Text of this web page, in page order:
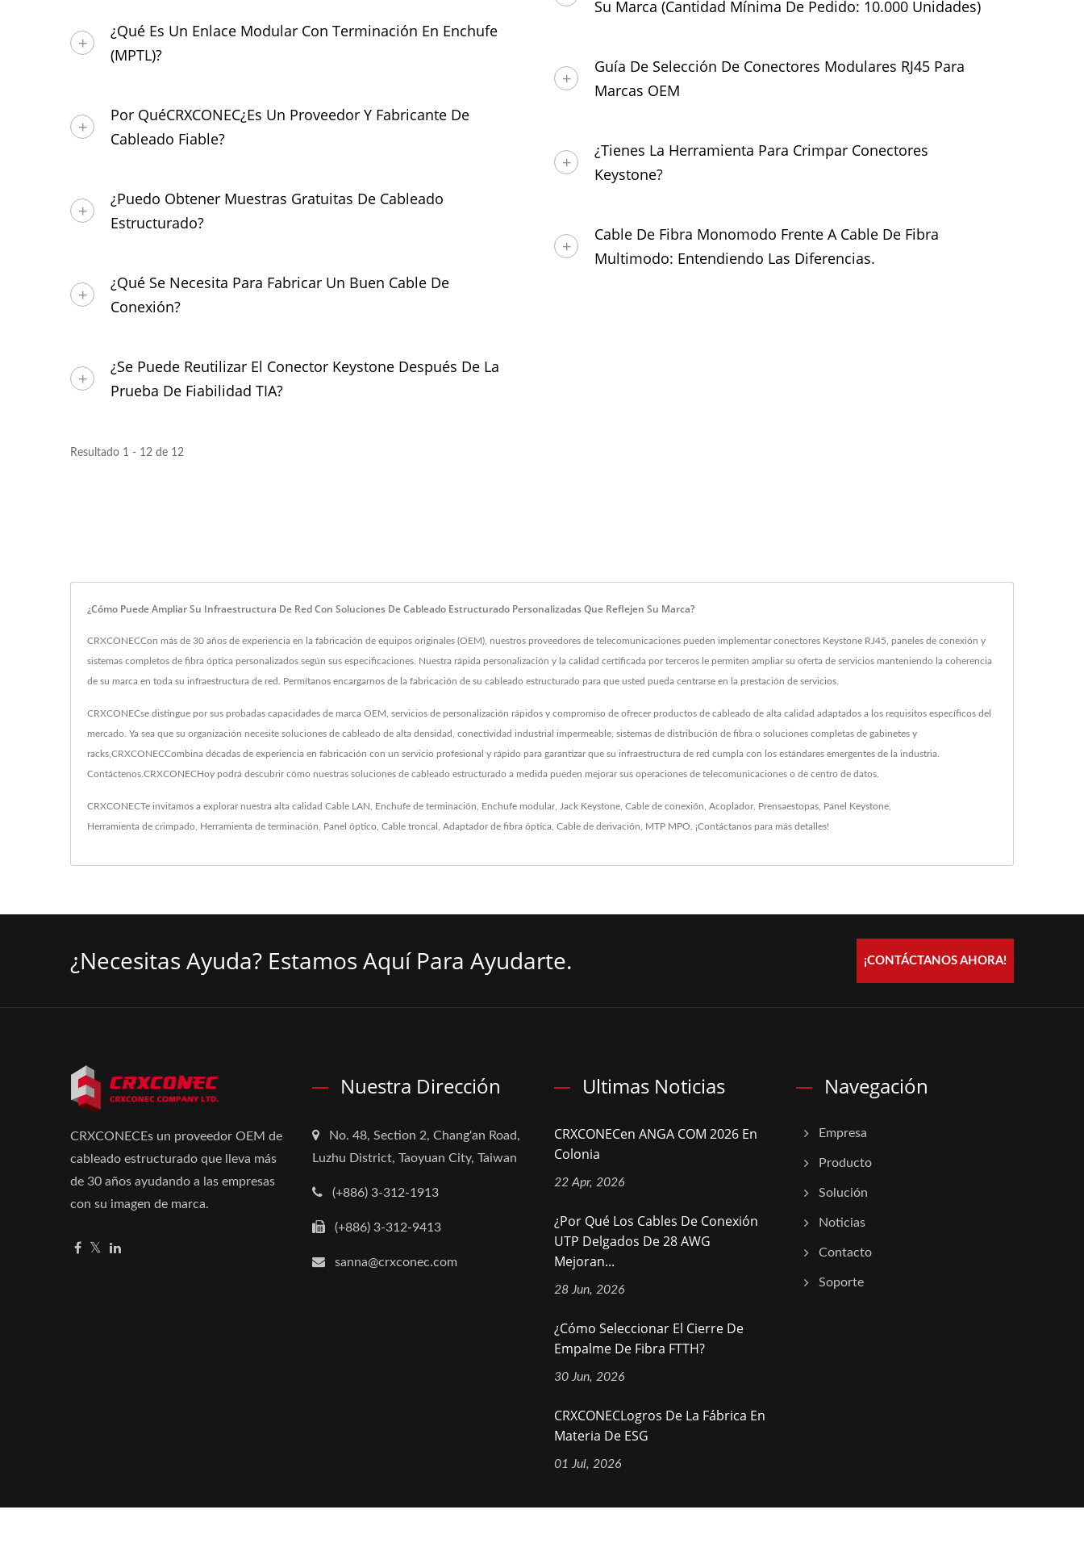
¿Qué Es Un Enlace Modular Con Terminación En Enchufe
(MPTL)?
Por QuéCRXCONEC¿Es Un Proveedor Y Fabricante De
Cableado Fiable?
¿Puedo Obtener Muestras Gratuitas De Cableado
Estructurado?
¿Qué Se Necesita Para Fabricar Un Buen Cable De
Conexión?
¿Se Puede Reutilizar El Conector Keystone Después De La
Prueba De Fiabilidad TIA?
Su Marca (cantidad Mínima De Pedido: 10.000 Unidades)
Guía De Selección De Conectores Modulares RJ45 Para
Marcas OEM
¿Tienes La Herramienta Para Crimpar Conectores
Keystone?
Cable De Fibra Monomodo Frente A Cable De Fibra
Multimodo: Entendiendo Las Diferencias.
Resultado 1 - 12 de 12
¿Cómo Puede Ampliar Su Infraestructura De Red Con Soluciones De Cableado Estructurado Personalizadas Que Reflejen Su Marca?
CRXCONECCon más de 30 años de experiencia en la fabricación de equipos originales (OEM), nuestros proveedores de telecomunicaciones pueden implementar conectores Keystone RJ45, paneles de conexión y
sistemas completos de fibra óptica personalizados según sus especificaciones. Nuestra rápida personalización y la calidad certificada por terceros le permiten ampliar su oferta de servicios manteniendo la coherencia
de su marca en toda su infraestructura de red. Permítanos encargarnos de la fabricación de su cableado estructurado para que usted pueda centrarse en la prestación de servicios.
CRXCONECse distingue por sus probadas capacidades de marca OEM, servicios de personalización rápidos y compromiso de ofrecer productos de cableado de alta calidad adaptados a los requisitos específicos del
mercado. Ya sea que su organización necesite soluciones de cableado de alta densidad, conectividad industrial impermeable, sistemas de distribución de fibra o soluciones completas de gabinetes y
racks,CRXCONECCombina décadas de experiencia en fabricación con un servicio profesional y rápido para garantizar que su infraestructura de red cumpla con los estándares emergentes de la industria.
Contáctenos.CRXCONECHoy podrá descubrir cómo nuestras soluciones de cableado estructurado a medida pueden mejorar sus operaciones de telecomunicaciones o de centro de datos.
CRXCONECTe invitamos a explorar nuestra alta calidad Cable LAN Enchufe de terminación Enchufe modular, Jack Keystone Cable de conexión Acoplador, Prensaestopas Panel Keystone
Herramienta de crimpado Herramienta de terminación Panel óptico Cable troncal Adaptador de fibra óptica Cable de derivación MTP MPO ¡Contáctanos para más detalles!
¿Necesitas Ayuda? Estamos Aquí Para Ayudarte. ¡CONTÁCTANOS AHORA!
CRXCONECEs un proveedor OEM de
cableado estructurado que lleva más
de 30 años ayudando a las empresas
con su imagen de marca.
Nuestra Dirección
No. 48, Section 2, Chang'an Road,
Luzhu District, Taoyuan City, Taiwan
(+886) 3-312-1913
(+886) 3-312-9413
sanna@crxconec.com
Ultimas Noticias
CRXCONECen ANGA COM 2026 En
Colonia
22 Apr, 2026
¿Por Qué Los Cables De Conexión
UTP Delgados De 28 AWG
Mejoran...
28 Jun, 2026
¿Cómo Seleccionar El Cierre De
Empalme De Fibra FTTH?
30 Jun, 2026
CRXCONECLogros De La Fábrica En
Materia De ESG
01 Jul, 2026
Navegación
Empresa
Producto
Solución
Noticias
Contacto
Soporte